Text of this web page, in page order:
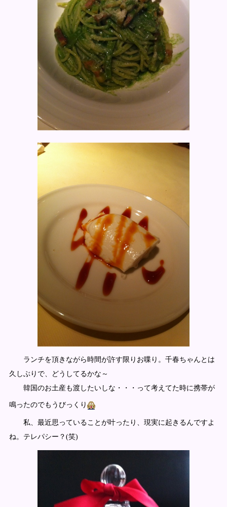
ランチを頂きながら時間が許す限りお喋り。千春ちゃんとは
久しぶりで、どうしてるかな～
韓国のお土産も渡したいしな・・・って考えてた時に携帯が
鳴ったのでもうびっくり
私、最近思っていることが叶ったり、現実に起きるんですよ
ね。テレパシー？(笑)